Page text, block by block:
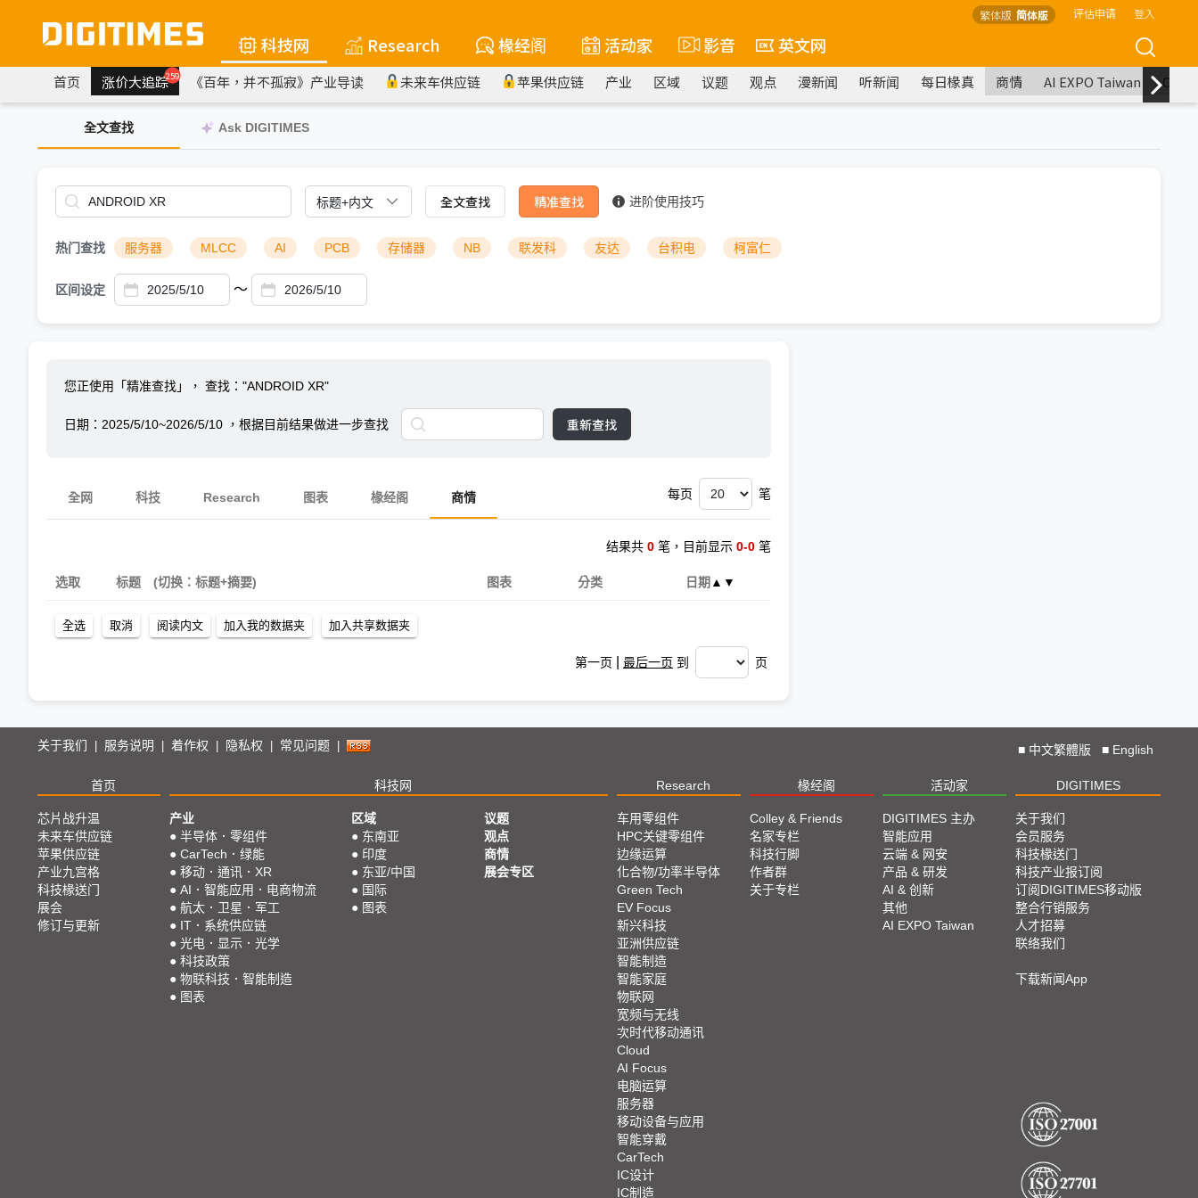
繁体版 简体版 评估申请 登入
科技网 Research 椽经阁 活动家 影音 英文网
首页 涨价大追踪259 《百年，并不孤寂》产业导读 未来车供应链 苹果供应链 产业 区域 议题 观点 漫新闻 听新闻 每日椽真 商情 AI EXPO Taiwan
全文查找 Ask DIGITIMES
全文查找 精准查找 进阶使用技巧
热门查找 服务器 MLCC AI PCB 存储器 NB 联发科 友达 台积电 柯富仁
区间设定 ～
您正使用「精准查找」， 查找："ANDROID XR"
日期： 2025/5/10~2026/5/10 ，根据目前结果做进一步查找 重新查找
全网 科技 Research 图表 椽经阁 商情 每页 笔
结果共 0 笔，目前显示 0-0 笔
选取 标题 (切换：标题+摘要) 图表 分类 日期 ▲ ▼
第一页 最后一页 到 页
关于我们 服务说明 着作权 隐私权 常见问题 ■ 中文繁體版 ■ English
首页 科技网 Research 椽经阁 活动家 DIGITIMES
芯片战升温
未来车供应链
苹果供应链
产业九宫格
科技椽送门
展会
修订与更新
产业
● 半导体．零组件
● CarTech．绿能
● 移动．通讯．XR
● AI．智能应用．电商物流
● 航太．卫星．军工
● IT．系统供应链
● 光电．显示．光学
● 科技政策
● 物联科技．智能制造
● 图表
区域
● 东南亚
● 印度
● 东亚/中国
● 国际
● 图表
议题
观点
商情
展会专区
车用零组件
HPC关键零组件
边缘运算
化合物/功率半导体
Green Tech
EV Focus
新兴科技
亚洲供应链
智能制造
智能家庭
物联网
宽频与无线
次时代移动通讯
Cloud
AI Focus
电脑运算
服务器
移动设备与应用
智能穿戴
CarTech
IC设计
IC制造
Colley & Friends
名家专栏
科技行脚
作者群
关于专栏
DIGITIMES 主办
智能应用
云端 & 网安
产品 & 研发
AI & 创新
其他
AI EXPO Taiwan
关于我们
会员服务
科技椽送门
科技产业报订阅
订阅DIGITIMES移动版
整合行销服务
人才招募
联络我们
下载新闻App